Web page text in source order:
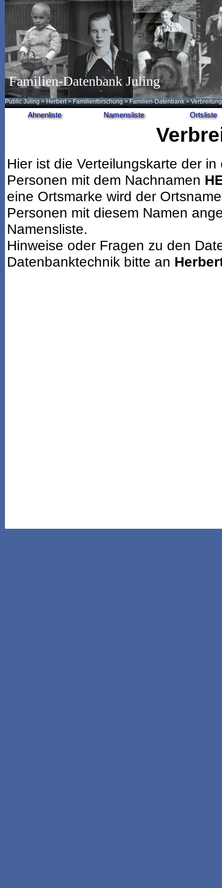
Familien-Datenbank Juling
Public Juling >Herbert >Familienforschung >Familien-Datenbank >
Ahnenliste Namensliste Ortsliste
Hier ist die Verteilungskarte der
Personen mit dem Nachnamen
eine Ortsmarke wird der
Personen mit diesem Namen
Namensliste.
Hinweise oder Fragen zu den
Datenbanktechnik bitte an